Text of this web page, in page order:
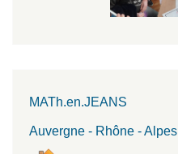
MATh.en.JEANS
Auvergne - Rhône - Alpes